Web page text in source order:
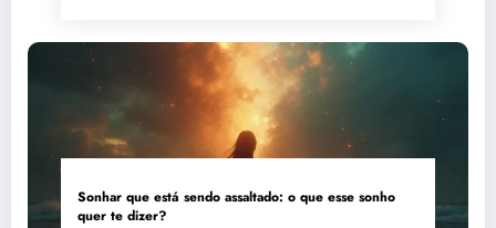
Sonhar que está sendo assaltado: o que esse sonho
quer te dizer?